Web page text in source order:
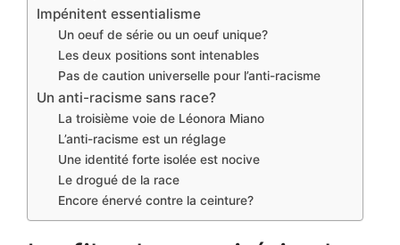
Impénitent essentialisme
Un oeuf de série ou un oeuf unique?
Les deux positions sont intenables
Pas de caution universelle pour l’anti-racisme
Un anti-racisme sans race?
La troisième voie de Léonora Miano
L’anti-racisme est un réglage
Une identité forte isolée est nocive
Le drogué de la race
Encore énervé contre la ceinture?